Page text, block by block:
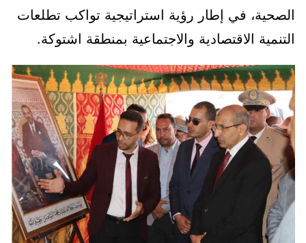
الصحية، في إطار رؤية استراتيجية تواكب تطلعات
التنمية الاقتصادية والاجتماعية بمنطقة اشتوكة.